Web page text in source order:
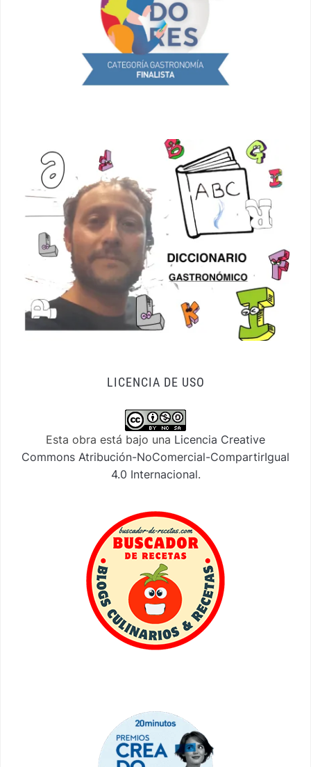
LICENCIA DE USO
Esta obra está bajo una Licencia Creative
Commons Atribución-NoComercial-CompartirIgual
4.0 Internacional.